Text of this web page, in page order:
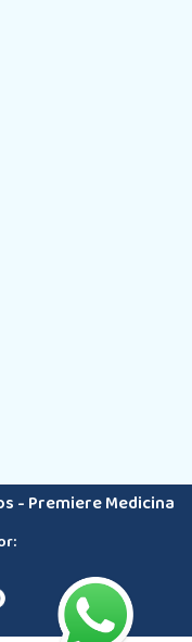
- Premiere Medicina